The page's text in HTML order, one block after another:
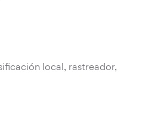
local, rastreador,